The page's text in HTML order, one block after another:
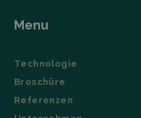
Menu
Technologie
Broschüre
Referenzen